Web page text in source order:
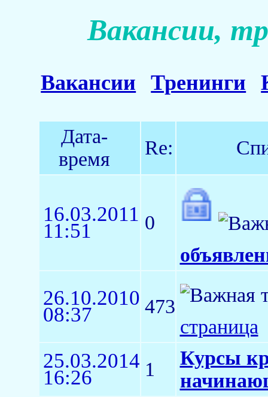
Вакансии,
Вакансии Тренинги
Дата-
время
Re:
16.03.2011
11:51
0
26.10.2010
08:37
473
страница
25.03.2014
16:26 1
Курсы